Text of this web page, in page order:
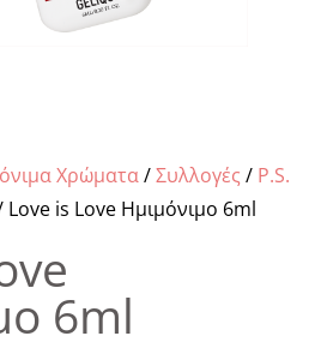
Χρώματα/Συλλογές / P.S.
Love is Love Ημιμόνιμο 6ml
6ml